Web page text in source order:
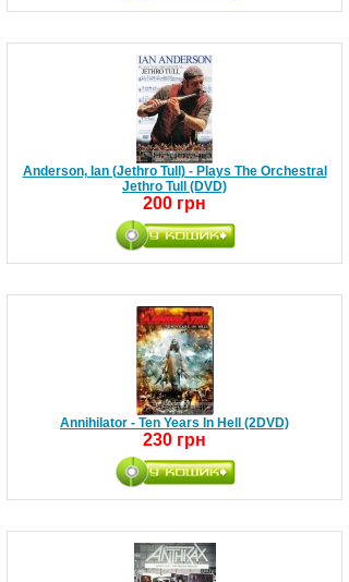
Anderson, Ian (Jethro Tull) - Plays The Orchestral
Jethro Tull (DVD)
200 грн
Annihilator - Ten Years In Hell (2DVD)
230 грн